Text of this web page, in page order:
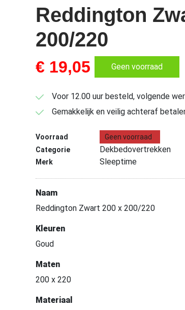
Reddington
200/220
€ 19,05 Geen voorraad
Voor 12.00 uur besteld, volgende
Gemakkelijk en veilig achteraf
Voorraad
Geen voorraad
Categorie
Dekbedovertrekken
Merk Sleeptime
Naam
Reddington Zwart 200 x 200/220
Kleuren
Goud
Maten
200 x 220
Materiaal